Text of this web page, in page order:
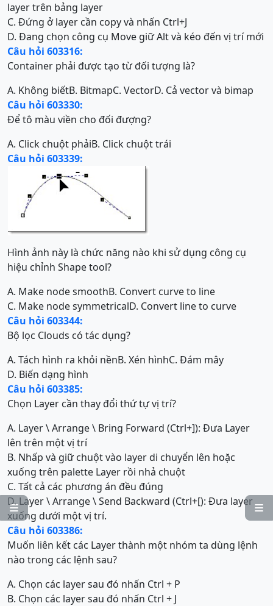


layer trên bảng layer
C. Đứng ở layer cần copy và nhấn Ctrl+J
D. Đang chọn công cụ Move giữ Alt và kéo đến vị trí mới
Câu hỏi 603316:
Container phải được tạo từ đối tượng là?
A. Không biếtB. BitmapC. VectorD. Cả vector và bimap
Câu hỏi 603330:
Để tô màu viền cho đối đượng?
A. Click chuột phảiB. Click chuột trái
Câu hỏi 603339:
Hình ảnh này là chức năng nào khi sử dụng công cụ
hiệu chỉnh Shape tool?
A. Make node smoothB. Convert curve to line
C. Make node symmetricalD. Convert line to curve
Câu hỏi 603344:
Bộ lọc Clouds có tác dụng?
A. Tách hình ra khỏi nềnB. Xén hìnhC. Đám mây
D. Biến dạng hình
Câu hỏi 603385:
Chọn Layer cần thay đổi thứ tự vị trí?
A. Layer \ Arrange \ Bring Forward (Ctrl+]): Đưa Layer
lên trên một vị trí
B. Nhấp và giữ chuột vào layer di chuyển lên hoặc
xuống trên palette Layer rồi nhả chuột
C. Tất cả các phương án đều đúng
D. Layer \ Arrange \ Send Backward (Ctrl+[): Đưa layer
xuống dưới một vị trí.
Câu hỏi 603386:
Muốn liên kết các Layer thành một nhóm ta dùng lệnh
nào trong các lệnh sau?
A. Chọn các layer sau đó nhấn Ctrl + P
B. Chọn các layer sau đó nhấn Ctrl + J